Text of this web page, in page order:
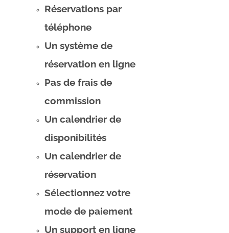
Réservations par
téléphone
Un système de
réservation en ligne
Pas de frais de
commission
Un calendrier de
disponibilités
Un calendrier de
réservation
Sélectionnez votre
mode de paiement
Un support en ligne